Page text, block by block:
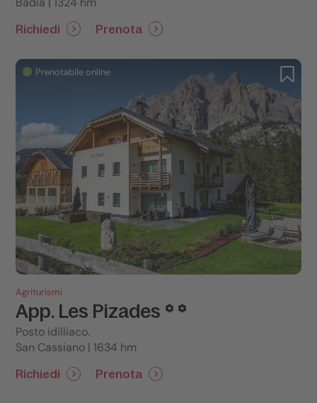
Richiedi Prenota
Prenotabile online
Agriturismi
App. Les Pizades
Posto idilliaco.
San Cassiano | 1634 hm
Richiedi Prenota